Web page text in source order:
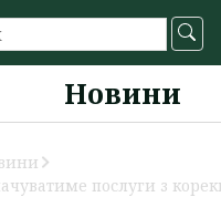
Новини
послуги з